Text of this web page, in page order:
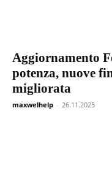
Aggiornamento
potenza, nuove
migliorata
maxwelhelp - 26.11.2025